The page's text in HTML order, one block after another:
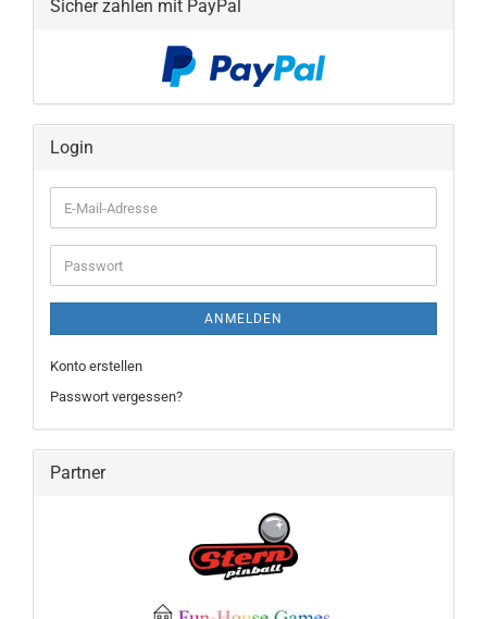
Sicher zahlen mit PayPal
Login
E-
Mail-
Adresse
Passwort
ANMELDEN
Konto erstellen
Passwort vergessen?
Partner